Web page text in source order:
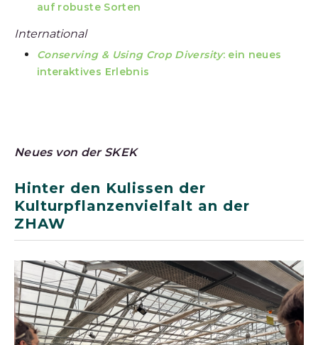
auf robuste Sorten
International
Conserving & Using Crop Diversity: ein neues
interaktives Erlebnis
Neues von der SKEK
Hinter den Kulissen der
Kulturpflanzenvielfalt an der
ZHAW
Show larger version